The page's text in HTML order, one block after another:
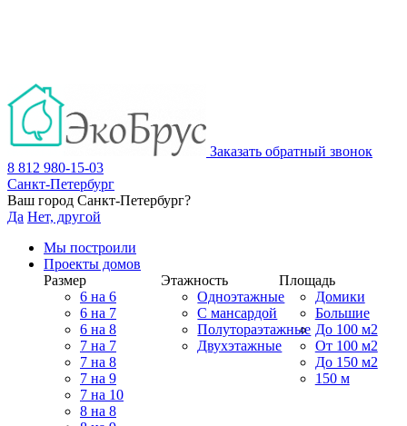
Заказать обратный звонок
8 812 980-15-03
Санкт-Петербург
Ваш город Санкт-Петербург?
Да Нет, другой
Мы построили
Проекты домов
Размер
6 на 6
6 на 7
6 на 8
7 на 7
7 на 8
7 на 9
7 на 10
8 на 8
Этажность
Одноэтажные
С мансардой
Полутораэтажные
Двухэтажные
Площадь
Домики
Большие
До 100 м2
От 100 м2
До 150 м2
150 м